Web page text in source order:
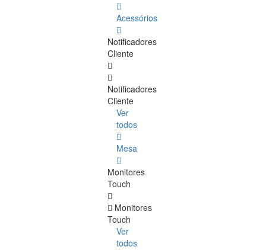
Acessórios
Notificadores
Cliente
Notificadores
Cliente
Ver
todos
Mesa
Monitores
Touch
Monitores
Touch
Ver
todos